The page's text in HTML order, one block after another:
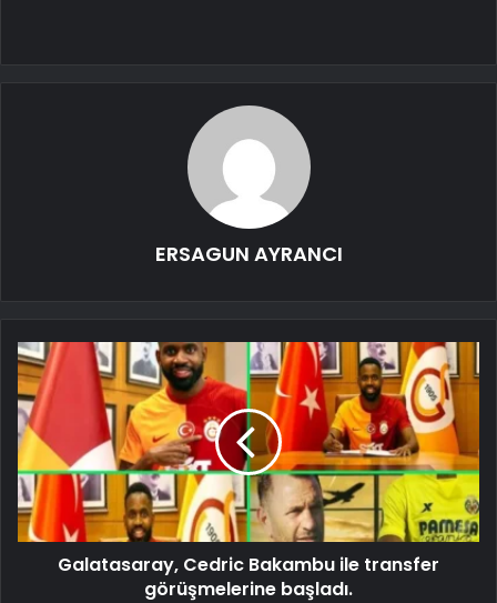
ERSAGUN AYRANCI
Galatasaray, Cedric Bakambu ile transfer
görüşmelerine başladı.